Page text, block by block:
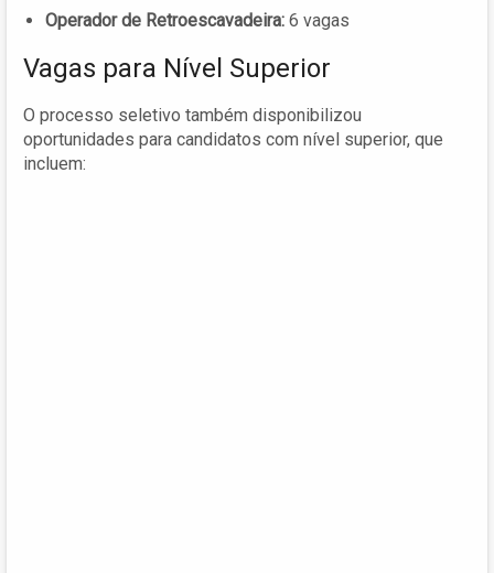
Operador de Retroescavadeira: 6 vagas
Vagas para Nível Superior
O processo seletivo também disponibilizou
oportunidades para candidatos com nível superior, que
incluem: